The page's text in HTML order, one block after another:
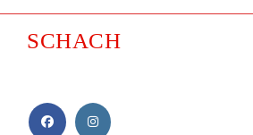
SCHACH